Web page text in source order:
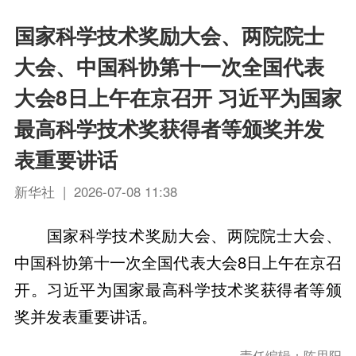
国家科学技术奖励大会、两院院士
大会、中国科协第十一次全国代表
大会8日上午在京召开 习近平为国家
最高科学技术奖获得者等颁奖并发
表重要讲话
新华社 | 2026-07-08 11:38
国家科学技术奖励大会、两院院士大会、
中国科协第十一次全国代表大会8日上午在京召
开。习近平为国家最高科学技术奖获得者等颁
奖并发表重要讲话。